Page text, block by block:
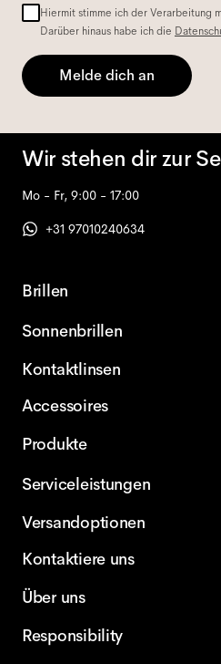
Hiermit stimme ich der Verarbeitung
Darüber hinaus habe ich die
Melde dich an
Wir stehen dir zur
Mo - Fr, 9:00 - 17:00
+31 97010240634
Brillen
Sonnenbrillen
Kontaktlinsen
Accessoires
Produkte
Serviceleistungen
Versandoptionen
Kontaktiere uns
Über uns
Responsibility